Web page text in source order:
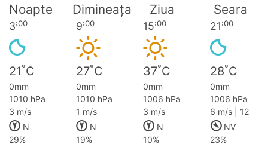
Noapte Dimineața Ziua Seara
3:00 9:00 15:00 21:00
21°C 27°C 37°C 28°C
0mm 0mm 0mm
0mm
1010 hPa
1010 hPa 1006 hPa
1006 hPa
3 m/s
1 m/s 3 m/s
6 m/s | 12
N
N N
NV
29%
19% 10% 23%